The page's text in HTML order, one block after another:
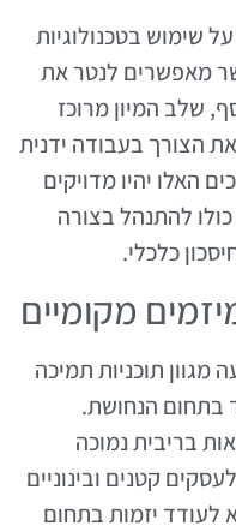
שימוש בטכנולוגיות
מאפשרים לנטר את
שלב המיון מרוכז
הצורך בעבודה ידנית
האלו יהיו מדויקים
להתנהל בצורה
כלכלי.
מקומיים
תוכניות תמיכה
בתחום הנחושת.
בריבית נמוכה
קטנים ובינוניים
לעודד יזמות בתחום